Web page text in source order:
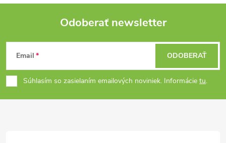
Z
á
p
Odoberať newsletter
Email
Súhlasím so zasielaním emailových noviniek. Informácie tu.
ODOBERAŤ